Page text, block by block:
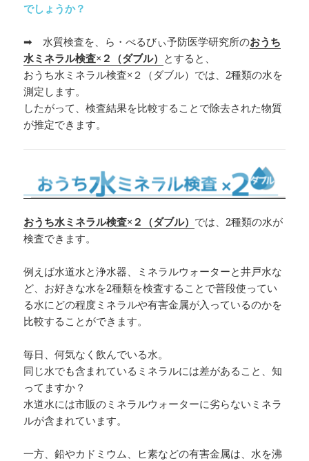
でしょうか？
➡ 水質検査を、ら・べるびぃ予防医学研究所のおうち
水ミネラル検査×２（ダブル） とすると、
おうち水ミネラル検査×２（ダブル）では、2種類の水を
測定します。
したがって、検査結果を比較することで除去された物質
が推定できます。
おうち水ミネラル検査×２（ダブル） では、2種類の水が
検査できます。
例えば水道水と浄水器、ミネラルウォーターと井戸水な
ど、お好きな水を2種類を検査することで普段使ってい
る水にどの程度ミネラルや有害金属が入っているのかを
比較することができます。
毎日、何気なく飲んでいる水。
同じ水でも含まれているミネラルには差があること、知
ってますか？
水道水には市販のミネラルウォーターに劣らないミネラ
ルが含まれています。
一方、鉛やカドミウム、ヒ素などの有害金属は、水を沸